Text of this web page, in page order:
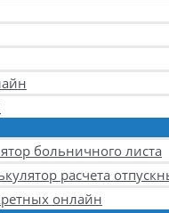
больничного листа
расчета
онлайн